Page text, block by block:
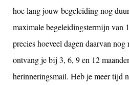
hoe lang jouw begeleiding nog
maximale begeleidingstermijn van
precies hoeveel dagen daarvan nog
ontvang je bij 3, 6, 9 en 12
herinneringsmail. Heb je meer tijd